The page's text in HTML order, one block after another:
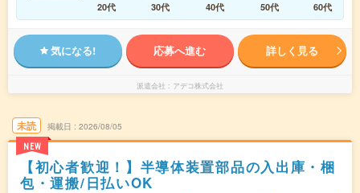
20代
30代 40代 50代 60代
気になる! 応募へ進む 詳しく見る
派遣会社 アデコ株式会社
未読
NEW
掲載日 2026/08/05
【初心者歓迎！】半導体装置部品の入出庫・梱
包・運搬/日払いOK